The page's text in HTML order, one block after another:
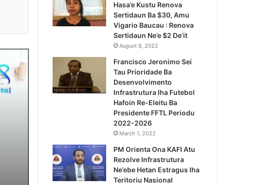
Lei Siberseguransa Ajuda
Kaptura Autór Kriminozu
Estranjeiru
Hasa’e Kustu Renova
Sertidaun Ba $30, Amu
Vigario Baucau : Renova
Sertidaun Ne’e $2 De’it
August 8, 2022
Francisco Jeronimo Sei
Tau Prioridade Ba
Desenvolvimento
Infrastrutura Iha Futebol
Hafoin Re-Eleitu Ba
Presidente FFTL Periodu
2022-2026
March 1, 2022
PM Orienta Ona KAFI Atu
Rezolve Infrastrutura
Ne’ebe Hetan Estragus Iha
Teritoriu Nasional